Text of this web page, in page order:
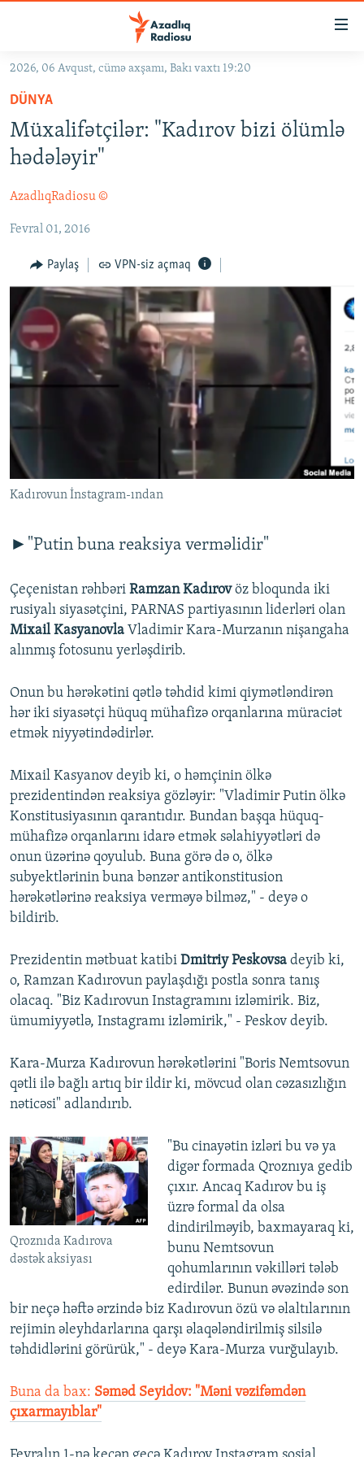
Əsas
qayıt
Əsas
naviqasiyaya
qayıt
Axtarışa
#İZAHLA
KORRUPSIOMETR
#ƏSLINDƏ
FƏRQƏ BAX
QANUNI DOĞRU
ARAŞDIRMA
MULTIMEDIA
VIDEO
FOTOQALEREYA
İNFOQRAFIKA
KARIKATURA
RADIO ARXIV
OXU ZALI
AZƏRBAYCAN ƏDƏBIYYATI KITABXANASI
İSLAM VƏ DEMOKRATIYA
HAQQIMIZDA
MISSIYAMIZ
PEŞƏ ETIKASI VƏ JURNALISTIKA STANDARTLARIMIZ
AZADLIQRADIOSU MOBIL TELEFONUNUZDA
BIZIMLƏ ƏLAQƏ
RFE/RL-in bütün saytları
2026, 06 Avqust, cümə axşamı, Bakı vaxtı 19:20
DÜNYA
Müxalifətçilər: "Kadırov bizi ölümlə
hədələyir"
AzadlıqRadiosu ©
Fevral 01, 2016
Paylaş VPN-siz açmaq
Kadırovun İnstagram-ından
►"Putin buna reaksiya verməlidir"
Çeçenistan rəhbəri Ramzan Kadırovöz bloqunda iki
rusiyalı siyasətçini, PARNAS partiyasının liderləri olan
Mixail Kasyanovla Vladimir Kara-Murzanın nişangaha
alınmış fotosunu yerləşdirib.
Onun bu hərəkətini qətlə təhdid kimi qiymətləndirən
hər iki siyasətçi hüquq mühafizə orqanlarına müraciət
etmək niyyətindədirlər.
Mixail Kasyanov deyib ki, o həmçinin ölkə
prezidentindən reaksiya gözləyir: "Vladimir Putin ölkə
Konstitusiyasının qarantıdır. Bundan başqa hüquq-
mühafizə orqanlarını idarə etmək səlahiyyətləri də
onun üzərinə qoyulub. Buna görə də o, ölkə
subyektlərinin buna bənzər antikonstitusion
hərəkətlərinə reaksiya verməyə bilməz," - deyə o
bildirib.
Prezidentin mətbuat katibi Dmitriy Peskovsa deyib ki,
o, Ramzan Kadırovun paylaşdığı postla sonra tanış
olacaq. "Biz Kadırovun Instagramını izləmirik. Biz,
ümumiyyətlə, Instagramı izləmirik," - Peskov deyib.
Kara-Murza Kadırovun hərəkətlərini "Boris Nemtsovun
qətli ilə bağlı artıq bir ildir ki, mövcud olan cəzasızlığın
nəticəsi" adlandırıb.
Qroznıda Kadırova
dəstək aksiyası
"Bu cinayətin izləri bu və ya
digər formada Qroznıya gedib
çıxır. Ancaq Kadırov bu iş
üzrə formal da olsa
dindirilməyib, baxmayaraq ki,
bunu Nemtsovun
qohumlarının vəkilləri tələb
edirdilər. Bunun əvəzində son
bir neçə həftə ərzində biz Kadırovun özü və əlaltılarının
rejimin əleyhdarlarına qarşı əlaqələndirilmiş silsilə
təhdidlərini görürük," - deyə Kara-Murza vurğulayıb.
Buna da bax: Səməd Seyidov: "Məni vəzifəmdən
çıxarmayıblar"